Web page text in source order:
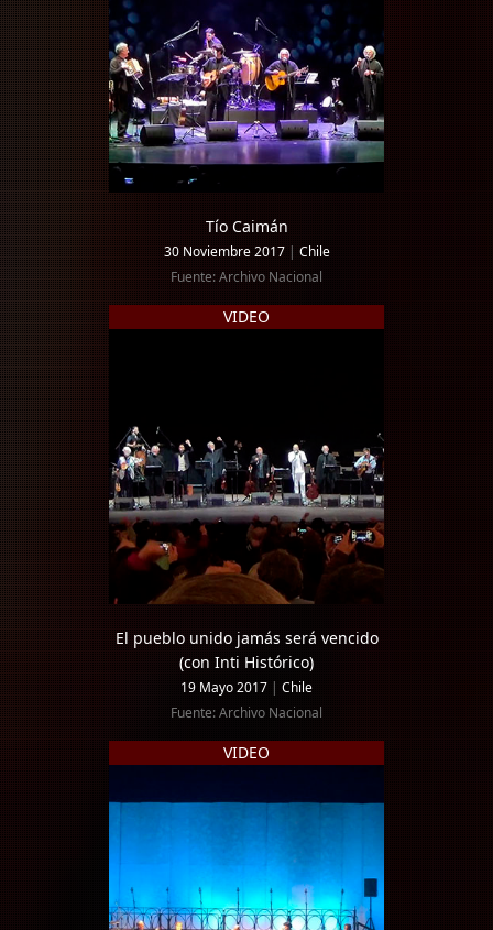
Tío Caimán
30 Noviembre 2017 | Chile
Fuente: Archivo Nacional
VIDEO
El pueblo unido jamás será vencido
(con Inti Histórico)
19 Mayo 2017 | Chile
Fuente: Archivo Nacional
VIDEO